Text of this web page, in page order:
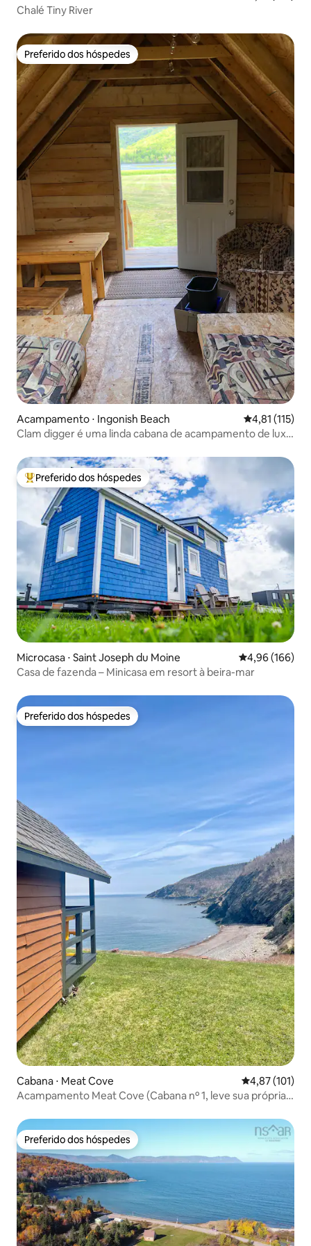
Chalé Tiny River
Preferido dos hóspedes
Preferido dos hóspedes
Acampamento ⋅ Ingonish Beach 4,81 de uma
4,81 (115)
Clam digger é uma linda cabana de acampamento de luxo
Entre os melhores preferidos dos hóspedes
Preferido dos hóspedes
Microcasa ⋅ Saint Joseph du Moine 4,96 de uma
4,96 (166)
Casa de fazenda – Minicasa em resort à beira-mar
Preferido dos hóspedes
Preferido dos hóspedes
Cabana ⋅ Meat Cove 4,87 de uma
4,87 (101)
Acampamento Meat Cove (Cabana nº 1, leve sua própria
Preferido dos hóspedes
Preferido dos hóspedes